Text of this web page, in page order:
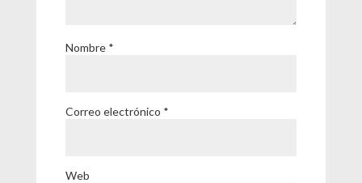
Nombre *
Correo electrónico *
Web